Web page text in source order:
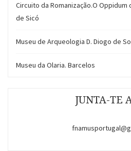
Circuito da Romanização.O Oppidum
de Sicó
Museu de Arqueologia D. Diogo de
Museu da Olaria. Barcelos
JUNTA-TE